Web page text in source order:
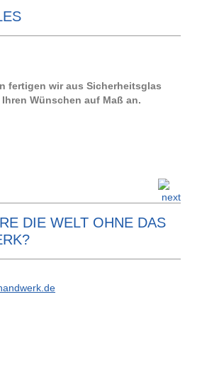
fertigen wir aus Sicherheitsglas
Wünschen auf Maß an.
DIE WELT OHNE DAS